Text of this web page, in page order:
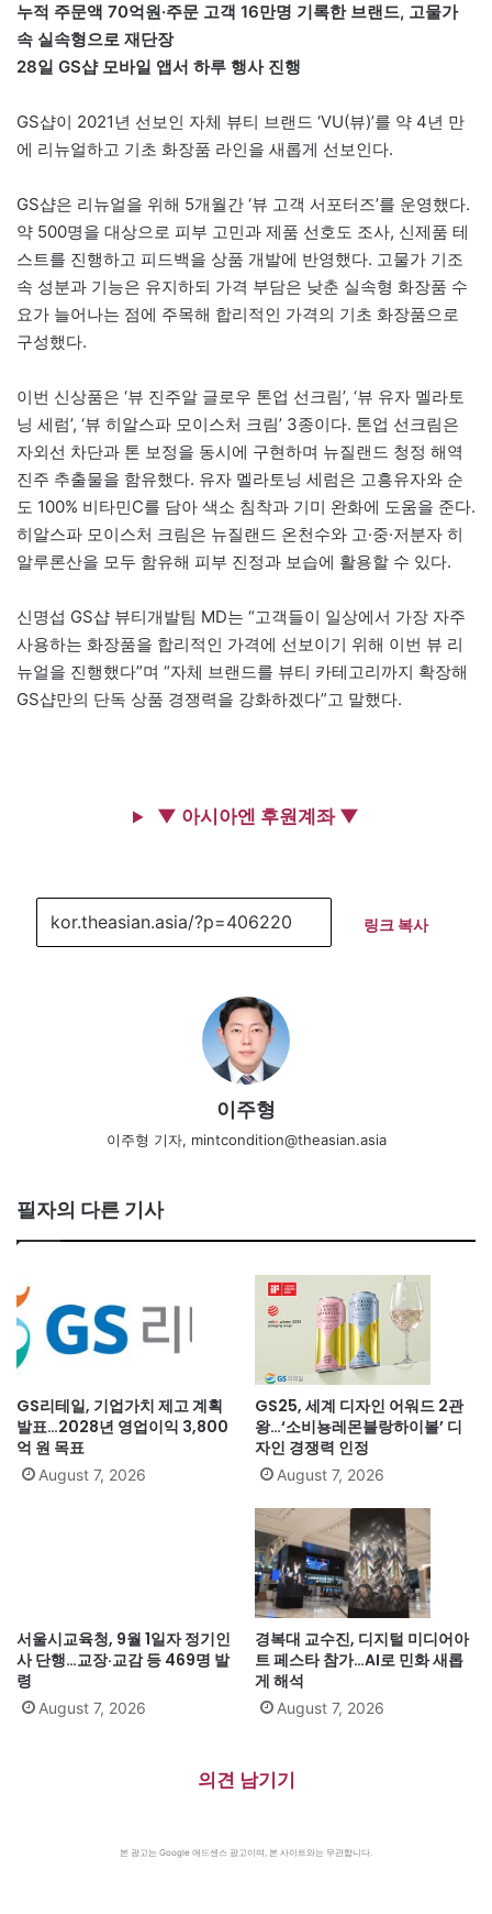
누적 주문액 70억원·주문 고객 16만명 기록한 브랜드, 고물가
속 실속형으로 재단장
28일 GS샵 모바일 앱서 하루 행사 진행
GS샵이 2021년 선보인 자체 뷰티 브랜드 ‘VU(뷰)’를 약 4년 만
에 리뉴얼하고 기초 화장품 라인을 새롭게 선보인다.
GS샵은 리뉴얼을 위해 5개월간 ‘뷰 고객 서포터즈’를 운영했다.
약 500명을 대상으로 피부 고민과 제품 선호도 조사, 신제품 테
스트를 진행하고 피드백을 상품 개발에 반영했다. 고물가 기조
속 성분과 기능은 유지하되 가격 부담은 낮춘 실속형 화장품 수
요가 늘어나는 점에 주목해 합리적인 가격의 기초 화장품으로
구성했다.
이번 신상품은 ‘뷰 진주알 글로우 톤업 선크림’, ‘뷰 유자 멜라토
닝 세럼’, ‘뷰 히알스파 모이스처 크림’ 3종이다. 톤업 선크림은
자외선 차단과 톤 보정을 동시에 구현하며 뉴질랜드 청정 해역
진주 추출물을 함유했다. 유자 멜라토닝 세럼은 고흥유자와 순
도 100% 비타민C를 담아 색소 침착과 기미 완화에 도움을 준다.
히알스파 모이스처 크림은 뉴질랜드 온천수와 고·중·저분자 히
알루론산을 모두 함유해 피부 진정과 보습에 활용할 수 있다.
신명섭 GS샵 뷰티개발팀 MD는 “고객들이 일상에서 가장 자주
사용하는 화장품을 합리적인 가격에 선보이기 위해 이번 뷰 리
뉴얼을 진행했다”며 “자체 브랜드를 뷰티 카테고리까지 확장해
GS샵만의 단독 상품 경쟁력을 강화하겠다”고 말했다.
▼ 아시아엔 후원계좌 ▼
링크 복사
이주형
이주형 기자, mintcondition@theasian.asia
필자의 다른 기사
GS리테일, 기업가치 제고 계획
발표…2028년 영업이익 3,800
억 원 목표
August 7, 2026
GS25, 세계 디자인 어워드 2관
왕…‘소비뇽레몬블랑하이볼’ 디
자인 경쟁력 인정
August 7, 2026
서울시교육청, 9월 1일자 정기인
사 단행…교장·교감 등 469명 발
령
August 7, 2026
경복대 교수진, 디지털 미디어아
트 페스타 참가…AI로 민화 새롭
게 해석
August 7, 2026
의견 남기기
본 광고는 Google 애드센스 광고이며, 본 사이트와는 무관합니다.